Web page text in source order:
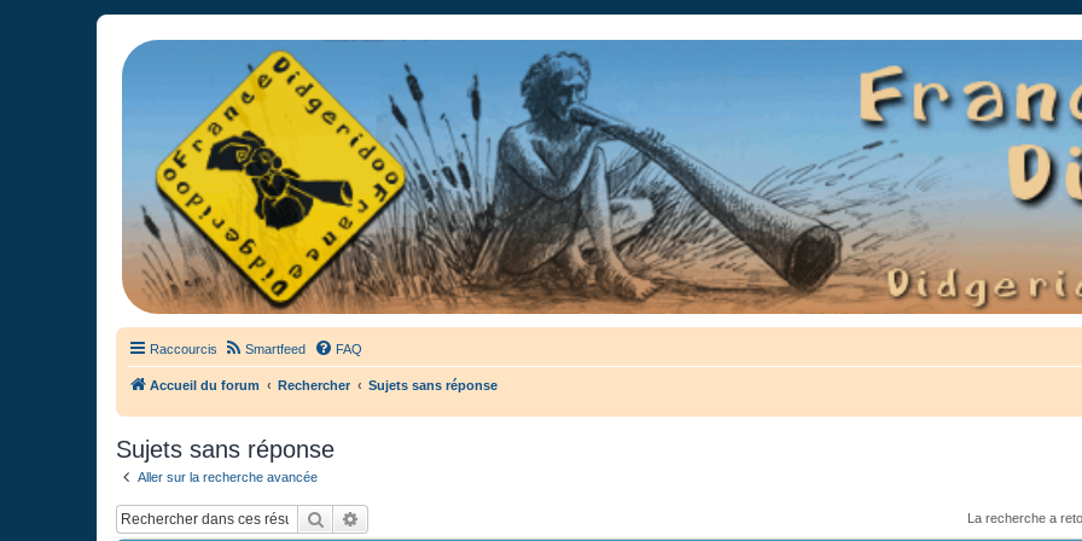
France Didgeridoo
Didgeridoo et Guimbarde sur France Didgeridoo - retrouvez la communauté.
Raccourcis Smartfeed FAQ
Accueil du forum Rechercher Sujets sans réponse
Sujets sans réponse
Aller sur la recherche avancée
Rechercher La recherche a